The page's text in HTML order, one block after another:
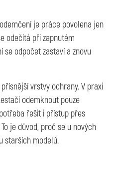
je práce povolena jen
odečítá při zapnutém
se odpočet zastaví a znovu
vrstvy ochrany. V praxi
odemknout pouze
řešit i přístup přes
je důvod, proč se u nových
starších modelů.